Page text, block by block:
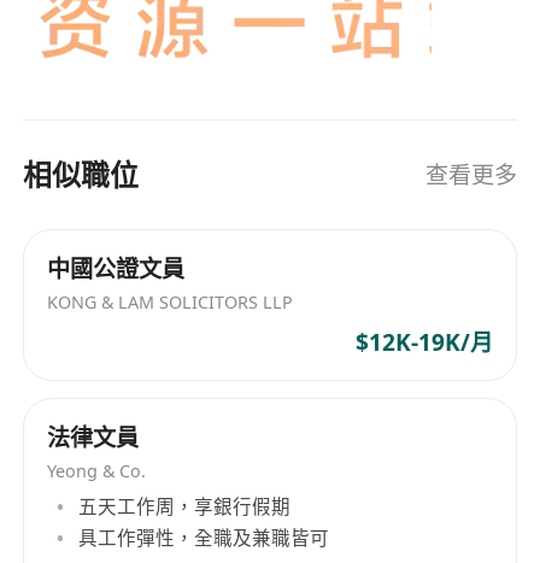
相似職位 查看更多
中國公證文員
KONG & LAM SOLICITORS LLP
$12K-19K/月
法律文員
Yeong & Co.
五天工作周，享銀行假期
具工作彈性，全職及兼職皆可